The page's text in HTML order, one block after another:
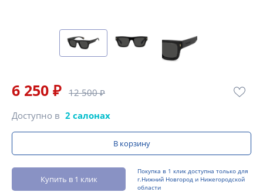
6 250 ₽ 12 500 ₽
Доступно в 2 салонах
В корзину
Купить в 1 клик
Покупка в 1 клик доступна только для
г.Нижний Новгород и Нижегородской
области